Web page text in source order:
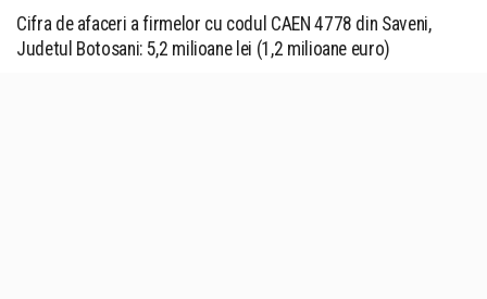
Cifra de afaceri a firmelor cu codul CAEN 4778 din Saveni,
Judetul Botosani: 5,2 milioane lei (1,2 milioane euro)